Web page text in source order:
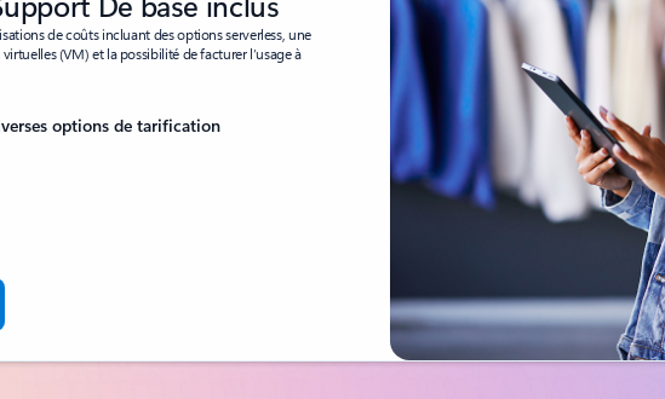
de coûts incluant des options serverless, une
(VM) et la possibilité de facturer l’usage à
options de tarification